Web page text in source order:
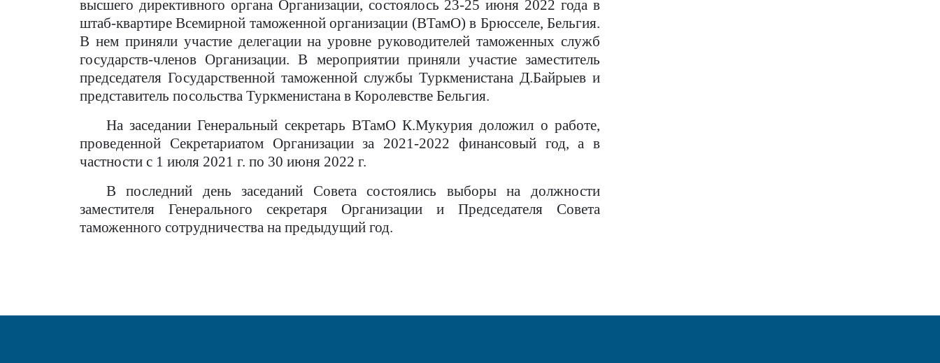
высшего директивного органа Организации, состоялось 23-25 ​​июня 2022 года в
штаб-квартире Всемирной таможенной организации (ВТамО) в Брюсселе, Бельгия.
В нем приняли участие делегации на уровне руководителей таможенных служб
государств-членов Организации. В мероприятии приняли участие заместитель
председателя Государственной таможенной службы Туркменистана Д.Байрыев и
представитель посольства Туркменистана в Королевстве Бельгия.
На заседании Генеральный секретарь ВТамО К.Мукурия доложил о работе,
проведенной Секретариатом Организации за 2021-2022 финансовый год, а в
частности с 1 июля 2021 г. по 30 июня 2022 г.
В последний день заседаний Совета состоялись выборы на должности
заместителя Генерального секретаря Организации и Председателя Совета
таможенного сотрудничества на предыдущий год.